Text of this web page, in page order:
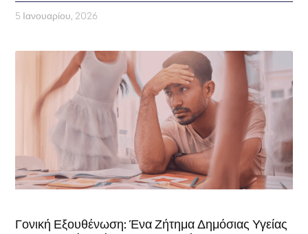
5 Ιανουαρίου, 2026
Γονική Εξουθένωση: Ένα Ζήτημα Δημόσιας Υγείας